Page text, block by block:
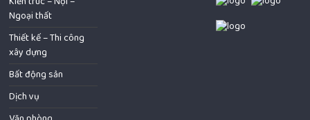
Ngoại thất
Thiết kế – Thi công
xây dựng
Bất động sản
Dịch vụ